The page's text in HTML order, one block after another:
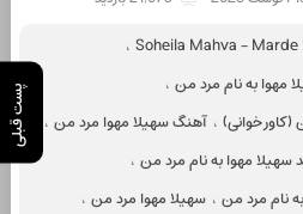
پست قبلی
Soheila Mahva - Marde ،
مهوا به نام مرد من ،
خوانی) ، آهنگ سهیلا مهوا مرد من ،
سهیلا مهوا به نام مرد من ،
نام مرد من ، سهیلا مهوا مرد من ،